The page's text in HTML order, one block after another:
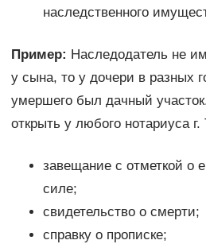
наследственного
Пример: Наследодатель не
у сына, то у дочери в разных
умершего был дачный
открыть у любого нотариуса
завещание с отметкой о
силе;
свидетельство о смерти;
справку о прописке;